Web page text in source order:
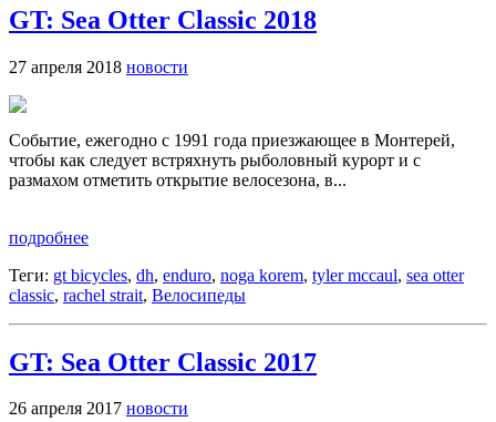
GT: Sea Otter Classic 2018
27 апреля 2018 новости
Событие, ежегодно с 1991 года приезжающее в Монтерей,
чтобы как следует встряхнуть рыболовный курорт и с
размахом отметить открытие велосезона, в...
подробнее
Теги: gt bicycles, dh, enduro, noga korem, tyler mccaul, sea otter
classic, rachel strait, Велосипеды
GT: Sea Otter Classic 2017
26 апреля 2017 новости